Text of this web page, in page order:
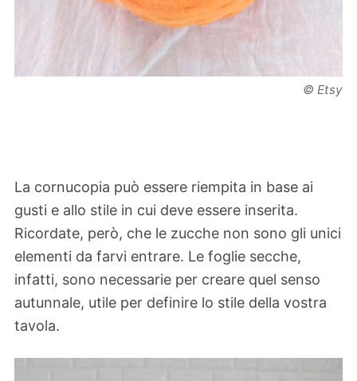
© Etsy
La cornucopia può essere riempita in base ai
gusti e allo stile in cui deve essere inserita.
Ricordate, però, che le zucche non sono gli unici
elementi da farvi entrare. Le foglie secche,
infatti, sono necessarie per creare quel senso
autunnale, utile per definire lo stile della vostra
tavola.